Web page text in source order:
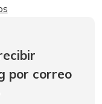
por correo